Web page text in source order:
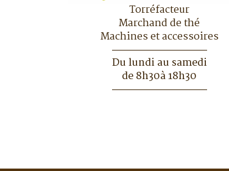
Torréfacteur
Marchand de thé
Machines et accessoires
Du lundi au samedi
de 8h30à 18h30